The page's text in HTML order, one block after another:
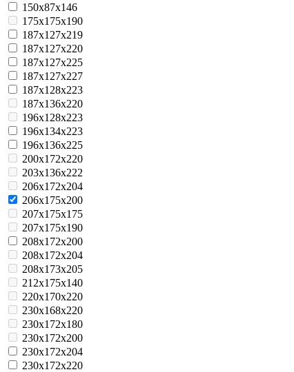
150x87x146
175x175x190
187x127x219
187x127x220
187x127x225
187x127x227
187x128x223
187x136x220
196x128x223
196x134x223
196x136x225
200x172x220
203x136x222
206x172x204
206x175x200
207x175x175
207x175x190
208x172x200
208x172x204
208x173x205
212x175x140
220x170x220
230x168x220
230x172x180
230x172x200
230x172x204
230x172x220